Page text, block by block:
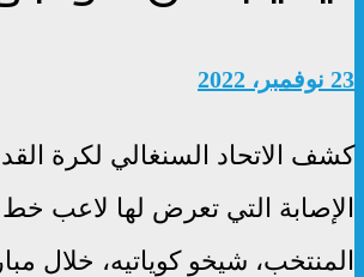
23 نوفمبر، 2022
كشف الاتحاد السنغالي لكرة
الإصابة التي تعرض لها لاعب
المنتخب، شيخو كوياتيه، خلال